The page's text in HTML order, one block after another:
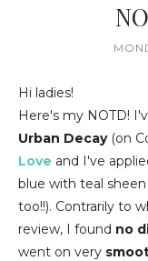
Hi ladies!
Here's my NOTD!
Urban Decay (on
Love and I've
blue with teal
too!!). Contrarily to
review, I found no
went on very